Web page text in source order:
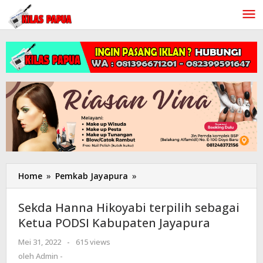
Lewati
konten
Home » Pemkab Jayapura »
Hanna
Hikoyabi
terpilih
sebagai
Sekda Hanna Hikoyabi terpilih sebagai
Ketua PODSI Kabupaten Jayapura
Mei 31, 2022
oleh
-
615 views
oleh Admin -